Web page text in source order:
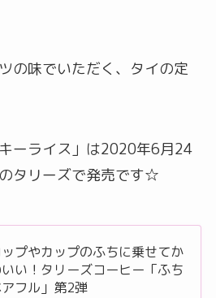
の味でいただく、タイの定
ーライス」は2020年6月24
タリーズで発売です☆
ップやカップのふちに乗せてか
い！タリーズコーヒー「ふち
フル」第2弾